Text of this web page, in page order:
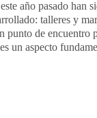
año pasado han
talleres y
punto de encuentro
un aspecto